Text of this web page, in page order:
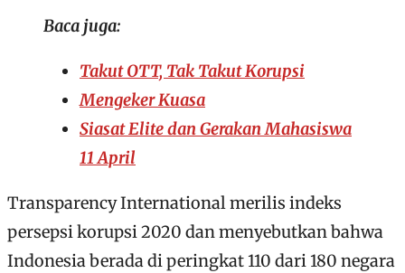
Baca juga:
Takut OTT, Tak Takut Korupsi
Mengeker Kuasa
Siasat Elite dan Gerakan Mahasiswa
11 April
Transparency International merilis indeks
persepsi korupsi 2020 dan menyebutkan bahwa
Indonesia berada di peringkat 110 dari 180 negara